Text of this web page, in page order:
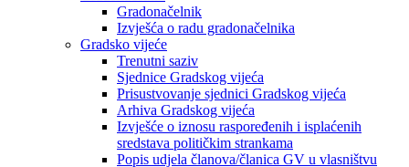
Gradonačelnik
Izvješća o radu gradonačelnika
Gradsko vijeće
Trenutni saziv
Sjednice Gradskog vijeća
Prisustvovanje sjednici Gradskog vijeća
Arhiva Gradskog vijeća
Izvješće o iznosu raspoređenih i isplaćenih
sredstava političkim strankama
Popis udjela članova/članica GV u vlasništvu